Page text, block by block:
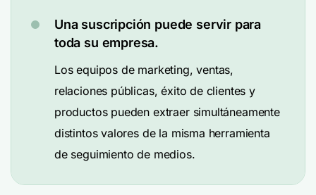
Una suscripción puede servir para
toda su empresa.
Los equipos de marketing, ventas,
relaciones públicas, éxito de clientes y
productos pueden extraer simultáneamente
distintos valores de la misma herramienta
de seguimiento de medios.